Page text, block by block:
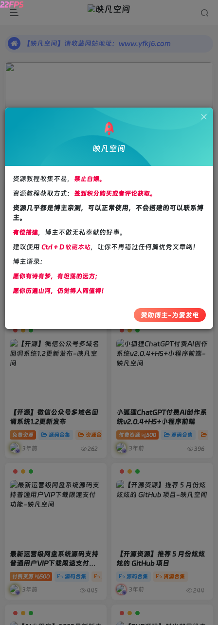
【映凡空间】请收藏网站地址：www.yfkj6.com
【映凡空间】请收藏网站地址：www.yfkj6.com
化模板_优化文件列表
源码合集 资源合集
3年前 946
【开源】微信公众号多域名回
调系统1.2更新发布
免费资源 源码合集 资源合集
3年前 262
小狐狸ChatGPT付费AI创作系
统v2.0.4+H5+小程序前端
付费资源 500 源码合集
3年前 396
最新运营级网盘系统源码支持
普通用户VIP下载限速支付功
能
付费资源 500 源码合集 资源合集
3年前 445
【开源资源】推荐 5 月份炫炫
炫的 GitHub 项目
源码合集 资源合集
3年前 244
映凡空间
资源教程收集不易， 禁止白嫖。
资源教程获取方式： 签到积分购买或者评论获取。
资源几乎都是博主亲测，可以正常使用，不会搭建的可以联系博
主。
有偿搭建，博主不做无私奉献的好事。
建议使用 Ctrl + D收藏本站，让你不再错过任何篇优秀文章哟！
博主语录：
愿你有诗有梦，有坦荡的远方；
愿你历遍山河，仍觉得人间值得！
赞助博主-为爱发电